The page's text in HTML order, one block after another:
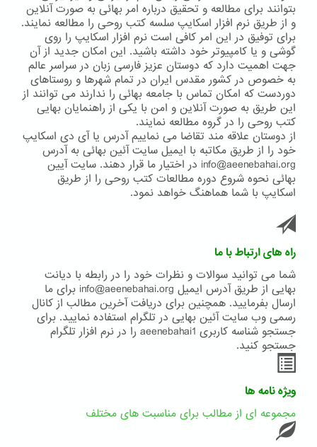
بتوانند برای مطالعه و تحقیق درباره امر بهائی به صورت آنلاین
و از طریق نرم افزار اسکایپ سلسه کتب روحی را مطالعه نمایند.
برای توفیق در این امر کافی است نرم افزار اسکایپ را روی
گوشی و یا کامپیوتر خود داشته باشید. این امکان جدید از آن
جهت اهمیت دارد که دوستان عزیز فارسی زبان در سراسر عالم
به خصوص در کشور مقدس ایران در تمام شهرها و روستاهای
دوردست که امکان تماس با جامعه بهائی را ندارند می توانند از
این طریق به صورت آنلاین و امن با یکی از راهنمایان بهایی
کتب روحی را در گروه مطالعه نمایند.
از دوستان علاقه مند تقاضا می نماییم آدرس یا آی دی اسکایپ
خود را از طریق مکاتبه با ایمیل سایت آئین بهائی به آدرس
info@aeenebahai.org در اختیار ما قرار دهند. سایت آیین
بهائی نحوه شروع دوره مطالعات کتب روحی را از طریق
اسکایپ با شما هماهنگ خواهد نمود.
راه های ارتباط با ما
شما می توانید سوالات و نظرات خود را در رابطه با دیانت
بهایی از طریق آدرس ایمیل info@aeenebahai.org برای ما
ارسال بفرمایید. همچنین برای دریافت آخرین مطالب از کانال
رسمی وب سایت آئین بهایی در تلگرام استفاده نمایید. برای
جستجو شناسه کاربری aeenebahai1 را در نرم افزار تلگرام
جستجو کنید.
ویژه نامه ها
مجموعه ای از مطالب برای مناسبت های مختلف